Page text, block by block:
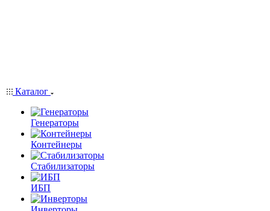
Каталог
Генераторы
Контейнеры
Стабилизаторы
ИБП